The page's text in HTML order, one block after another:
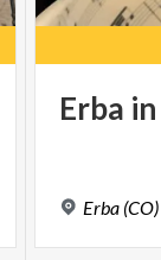
Erba in
Erba (CO)